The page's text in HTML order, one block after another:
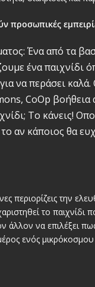
προσωπικές
Ένα από τα
ένα παιχνίδι
να περάσει
CoOp
Το κάνεις!
αν κάποιος θα
περιορίζεις την
το παιχνίδι
άλλον να επιλέξει
ενός μικρόκοσμου